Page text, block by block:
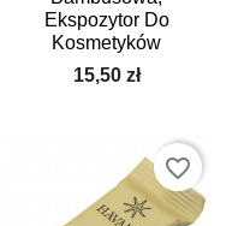
Ekspozytor Do
Kosmetyków
15,50 zł
favorite_border